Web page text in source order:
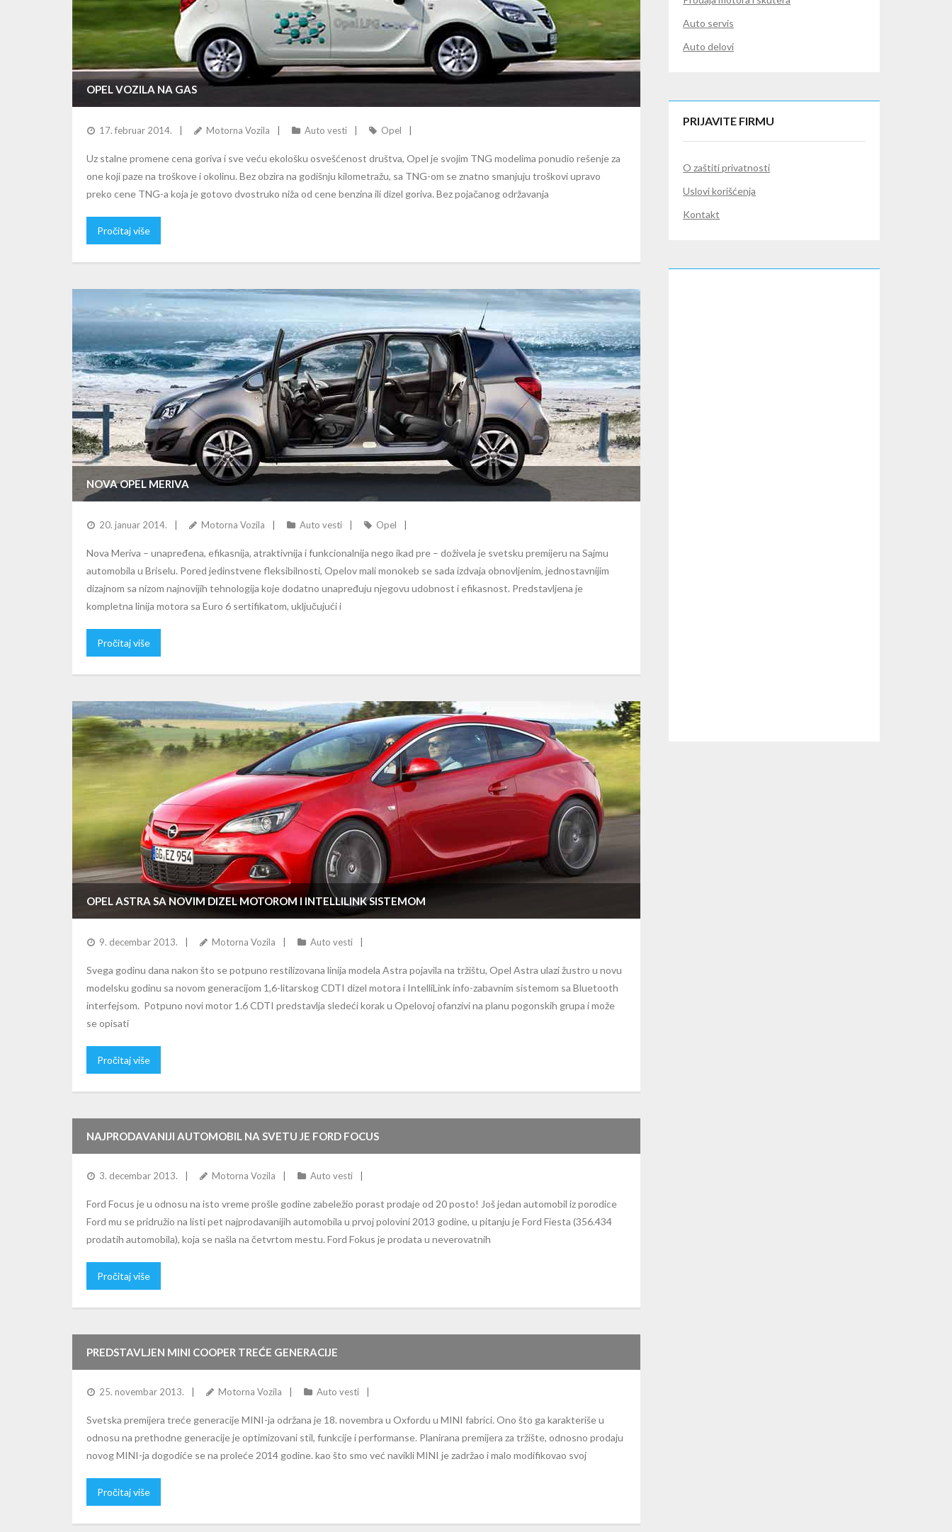
OPEL VOZILA NA GAS
17. februar 2014. Motorna Vozila Auto vesti Opel
Uz stalne promene cena goriva i sve veću ekološku osvešćenost društva, Opel je svojim TNG modelima ponudio rešenje za
one koji paze na troškove i okolinu. Bez obzira na godišnju kilometražu, sa TNG-om se znatno smanjuju troškovi upravo
preko cene TNG-a koja je gotovo dvostruko niža od cene benzina ili dizel goriva. Bez pojačanog održavanja
Pročitaj više
NOVA OPEL MERIVA
20. januar 2014. Motorna Vozila Auto vesti Opel
Nova Meriva – unapređena, efikasnija, atraktivnija i funkcionalnija nego ikad pre – doživela je svetsku premijeru na Sajmu
automobila u Briselu. Pored jedinstvene fleksibilnosti, Opelov mali monokeb se sada izdvaja obnovljenim, jednostavnijim
dizajnom sa nizom najnovijih tehnologija koje dodatno unapređuju njegovu udobnost i efikasnost. Predstavljena je
kompletna linija motora sa Euro 6 sertifikatom, uključujući i
Pročitaj više
OPEL ASTRA SA NOVIM DIZEL MOTOROM I INTELLILINK SISTEMOM
9. decembar 2013. Motorna Vozila Auto vesti
Svega godinu dana nakon što se potpuno restilizovana linija modela Astra pojavila na tržištu, Opel Astra ulazi žustro u novu
modelsku godinu sa novom generacijom 1,6-litarskog CDTI dizel motora i IntelliLink info-zabavnim sistemom sa Bluetooth
interfejsom. Potpuno novi motor 1.6 CDTI predstavlja sledeći korak u Opelovoj ofanzivi na planu pogonskih grupa i može
se opisati
Pročitaj više
NAJPRODAVANIJI AUTOMOBIL NA SVETU JE FORD FOCUS
3. decembar 2013. Motorna Vozila Auto vesti
Ford Focus je u odnosu na isto vreme prošle godine zabeležio porast prodaje od 20 posto! Još jedan automobil iz porodice
Ford mu se pridružio na listi pet najprodavanijih automobila u prvoj polovini 2013 godine, u pitanju je Ford Fiesta (356.434
prodatih automobila), koja se našla na četvrtom mestu. Ford Fokus je prodata u neverovatnih
Pročitaj više
PREDSTAVLJEN MINI COOPER TREĆE GENERACIJE
25. novembar 2013. Motorna Vozila Auto vesti
Svetska premijera treće generacije MINI-ja održana je 18. novembra u Oxfordu u MINI fabrici. Ono što ga karakteriše u
odnosu na prethodne generacije je optimizovani stil, funkcije i performanse. Planirana premijera za tržište, odnosno prodaju
novog MINI-ja dogodiće se na proleće 2014 godine. kao što smo već navikli MINI je zadržao i malo modifikovao svoj
Pročitaj više
Auto servis
Auto delovi
PRIJAVITE FIRMU
O zaštiti privatnosti
Uslovi korišćenja
Kontakt